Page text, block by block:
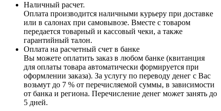
Наличный расчет.
Оплата производится наличными курьеру при доставке
или в салонах при самовывозе. Вместе с товаром
передается товарный и кассовый чеки, а также
гарантийный талон.
Оплата на расчетный счет в банке
Вы можете оплатить заказ в любом банке (квитанция
для оплаты товара автоматически формируется при
оформлении заказа). За услугу по переводу денег с Вас
возьмут до 7 % от перечисляемой суммы, в зависимости
от банка и региона. Перечисление денег может занять до
5 дней.